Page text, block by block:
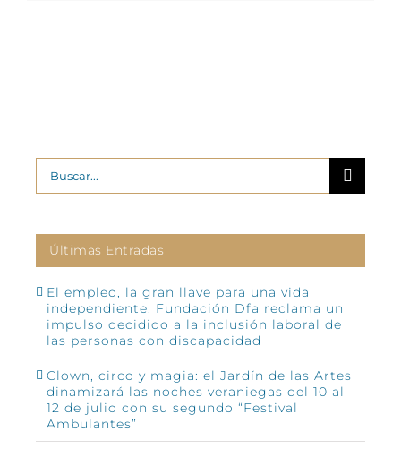
Buscar:
Últimas Entradas
El empleo, la gran llave para una vida
independiente: Fundación Dfa reclama un
impulso decidido a la inclusión laboral de
las personas con discapacidad
Clown, circo y magia: el Jardín de las Artes
dinamizará las noches veraniegas del 10 al
12 de julio con su segundo “Festival
Ambulantes”